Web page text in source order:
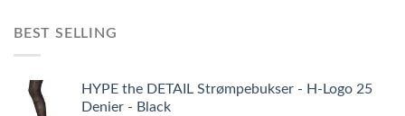
BEST SELLING
HYPE the DETAIL Strømpebukser - H-Logo 25
Denier - Black